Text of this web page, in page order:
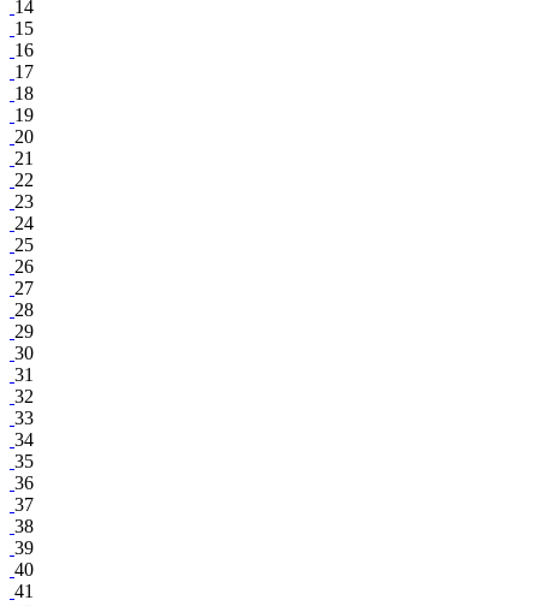
14
15
16
17
18
19
20
21
22
23
24
25
26
27
28
29
30
31
32
33
34
35
36
37
38
39
40
41